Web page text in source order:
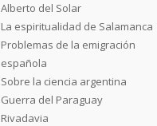
Alberto del Solar
La espiritualidad de Salamanca
Problemas de la emigración
española
Sobre la ciencia argentina
Guerra del Paraguay
Rivadavia